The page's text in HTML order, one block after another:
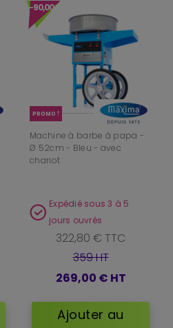
-90,00 €
PROMO !
Machine à barbe à papa -
Ø 52cm - Bleu - avec
chariot
Expédié sous 3 à 5
jours ouvrés
322,80 € TTC
359 HT
269,00 € HT
Ajouter au